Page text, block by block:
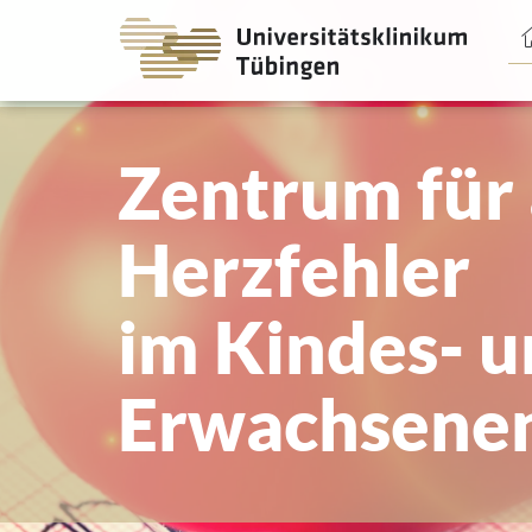
Zentrum für
Herzfehler
im Kindes-